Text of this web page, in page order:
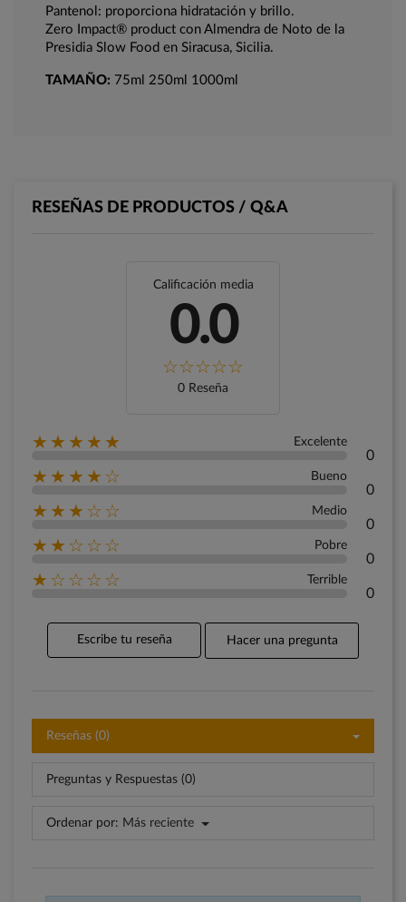
Pantenol: proporciona hidratación y brillo.
Zero Impact® product con Almendra de Noto de la
Presidia Slow Food en Siracusa, Sicilia.
TAMAÑO: 75ml 250ml 1000ml
RESEÑAS DE PRODUCTOS / Q&A
Calificación media
0.0
0 Reseña
★★★★★ Excelente
0
★★★★☆ Bueno
0
★★★☆☆ Medio
0
★★☆☆☆ Pobre
0
★☆☆☆☆ Terrible
0
Escribe tu reseña Hacer una pregunta
Reseñas (0)
Preguntas y Respuestas (0)
Ordenar por: Más reciente